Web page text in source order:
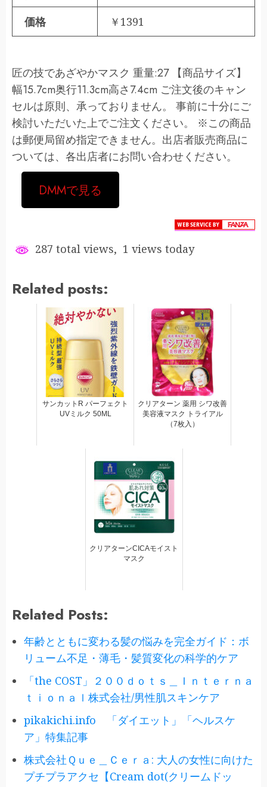
価格 ￥1391
匠の技であざやかマスク 重量:27 【商品サイズ】
幅15.7cm奥行11.3cm高さ7.4cm ご注文後のキャン
セルは原則、承っておりません。 事前に十分にご
検討いただいた上でご注文ください。 ※この商品
は郵便局留め指定できません。出店者販売商品に
ついては、各出店者にお問い合わせください。
DMMで見る
287 total views, 1 views today
Related posts:
サンカットR パーフェクト
UVミルク 50ML
クリアターン 薬用 シワ改善
美容液マスク トライアル
（7枚入）
クリアターンCICAモイスト
マスク
Related Posts:
年齢とともに変わる髪の悩みを完全ガイド：ボ
リューム不足・薄毛・髪質変化の科学的ケア
「the COST」２００ｄｏｔｓ＿Ｉｎｔｅｒｎａ
ｔｉｏｎａｌ株式会社/男性肌スキンケア
pikakichi.info 「ダイエット」「ヘルスケ
ア」特集記事
株式会社Ｑｕｅ＿Ｃｅｒａ: 大人の女性に向けた
プチプラアクセ【Cream dot(クリームドッ